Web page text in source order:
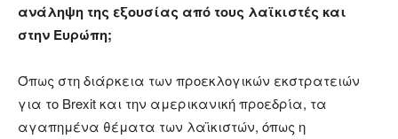
ανάληψη της εξουσίας από τους λαϊκιστές και
στην Ευρώπη;
Όπως στη διάρκεια των προεκλογικών εκστρατειών
για το Brexit και την αμερικανική προεδρία, τα
αγαπημένα θέματα των λαϊκιστών, όπως η